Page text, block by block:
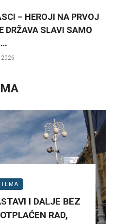
– HEROJI NA PRVOJ
DRŽAVA SLAVI SAMO
I DALJE BEZ
RAD,